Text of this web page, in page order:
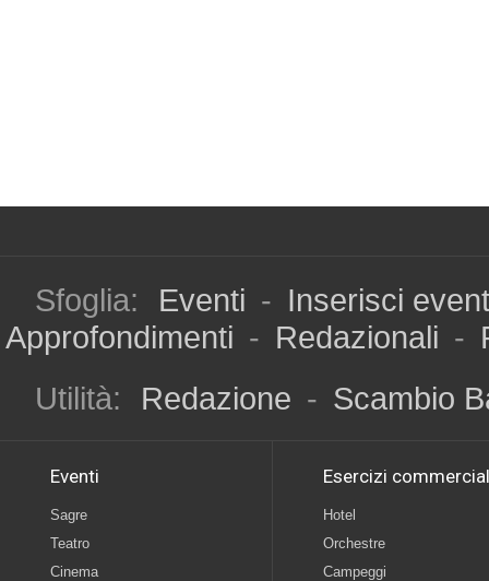
Sfoglia: Eventi - Inserisci
Approfondimenti - Redazionali -
Utilità:
Redazione - Scambio
Eventi
Sagre
Teatro
Cinema
Esercizi
Hotel
Orchestre
Campeggi